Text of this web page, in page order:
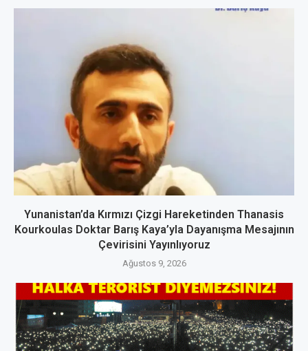
Yunanistan’da Kırmızı Çizgi Hareketinden Thanasis
Kourkoulas Doktar Barış Kaya’yla Dayanışma Mesajının
Çevirisini Yayınlıyoruz
Ağustos 9, 2026